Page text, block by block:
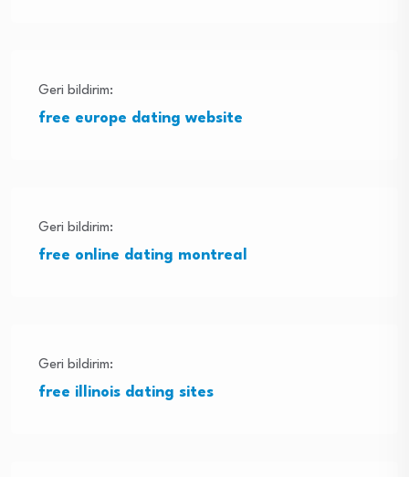
Geri bildirim:
free europe dating website
Geri bildirim:
free online dating montreal
Geri bildirim:
free illinois dating sites